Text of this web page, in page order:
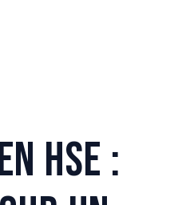
HSE :